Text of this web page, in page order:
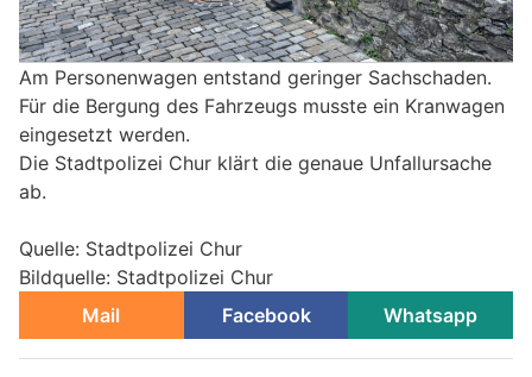
Am Personenwagen entstand geringer Sachschaden.
Für die Bergung des Fahrzeugs musste ein Kranwagen
eingesetzt werden.
Die Stadtpolizei Chur klärt die genaue Unfallursache
ab.
Quelle: Stadtpolizei Chur
Bildquelle: Stadtpolizei Chur
Mail
Facebook Whatsapp